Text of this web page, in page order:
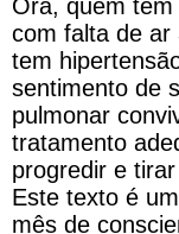
Ora, quem
com falta de ar
tem
sentimento de
pulmonar
tratamento
progredir e
Este texto é
mês de